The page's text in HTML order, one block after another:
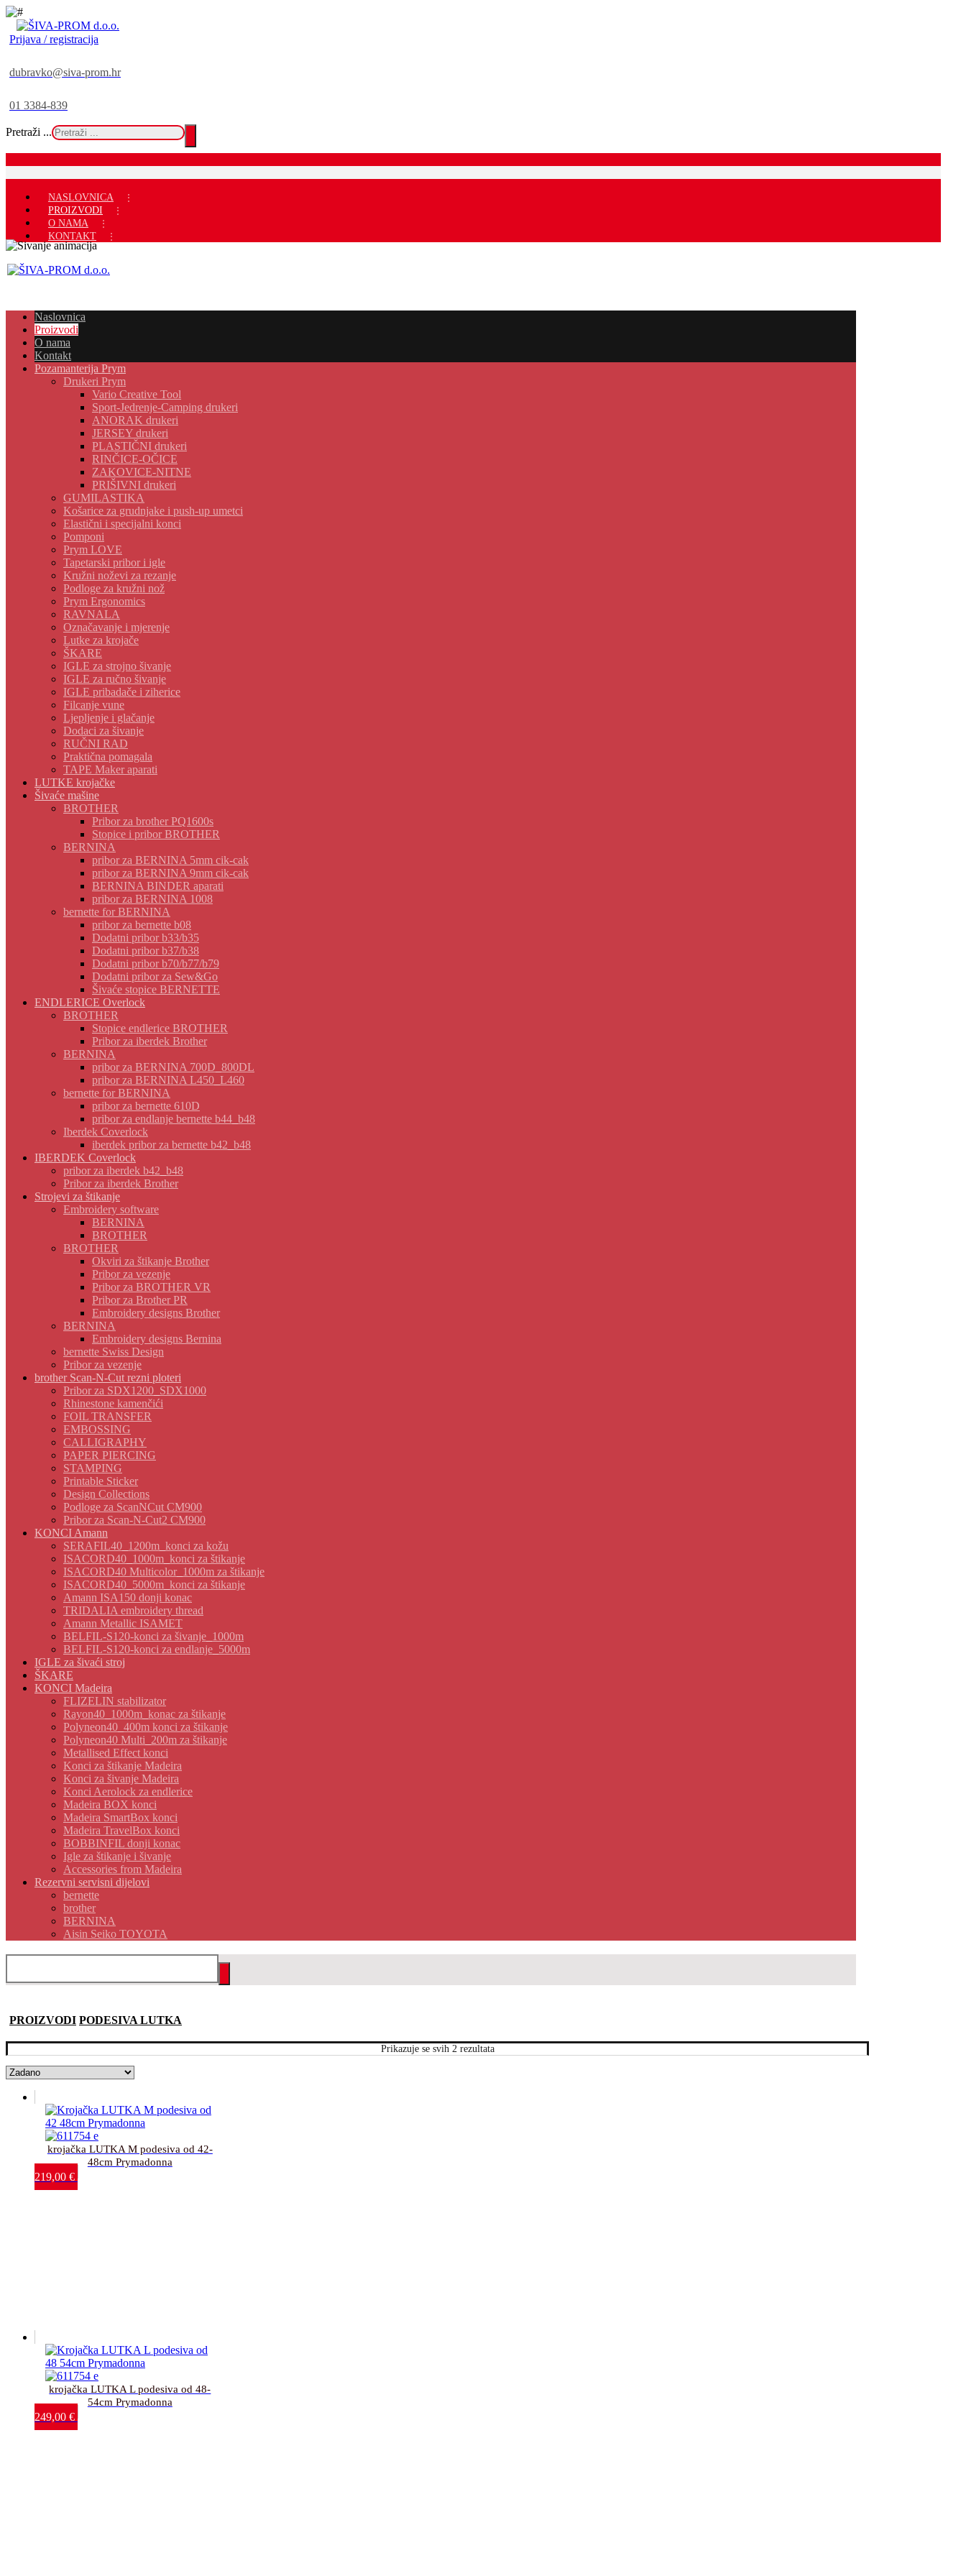
Prijava / registracija
dubravko@siva-prom.hr
01 3384-839
Pretraži ...
NASLOVNICA
PROIZVODI
O NAMA
KONTAKT
Naslovnica
Proizvodi
O nama
Kontakt
Pozamanterija Prym
Drukeri Prym
Vario Creative Tool
Sport-Jedrenje-Camping drukeri
ANORAK drukeri
JERSEY drukeri
PLASTIČNI drukeri
RINČICE-OČICE
ZAKOVICE-NITNE
PRIŠIVNI drukeri
GUMILASTIKA
Košarice za grudnjake i push-up umetci
Elastični i specijalni konci
Pomponi
Prym LOVE
Tapetarski pribor i igle
Kružni noževi za rezanje
Podloge za kružni nož
Prym Ergonomics
RAVNALA
Označavanje i mjerenje
Lutke za krojače
ŠKARE
IGLE za strojno šivanje
IGLE za ručno šivanje
IGLE pribadače i ziherice
Filcanje vune
Ljepljenje i glačanje
Dodaci za šivanje
RUČNI RAD
Praktična pomagala
TAPE Maker aparati
LUTKE krojačke
Šivaće mašine
BROTHER
Pribor za brother PQ1600s
Stopice i pribor BROTHER
BERNINA
pribor za BERNINA 5mm cik-cak
pribor za BERNINA 9mm cik-cak
BERNINA BINDER aparati
pribor za BERNINA 1008
bernette for BERNINA
pribor za bernette b08
Dodatni pribor b33/b35
Dodatni pribor b37/b38
Dodatni pribor b70/b77/b79
Dodatni pribor za Sew&Go
Šivaće stopice BERNETTE
ENDLERICE Overlock
BROTHER
Stopice endlerice BROTHER
Pribor za iberdek Brother
BERNINA
pribor za BERNINA 700D_800DL
pribor za BERNINA L450_L460
bernette for BERNINA
pribor za bernette 610D
pribor za endlanje bernette b44_b48
Iberdek Coverlock
iberdek pribor za bernette b42_b48
IBERDEK Coverlock
pribor za iberdek b42_b48
Pribor za iberdek Brother
Strojevi za štikanje
Embroidery software
BERNINA
BROTHER
BROTHER
Okviri za štikanje Brother
Pribor za vezenje
Pribor za BROTHER VR
Pribor za Brother PR
Embroidery designs Brother
BERNINA
Embroidery designs Bernina
bernette Swiss Design
Pribor za vezenje
brother Scan-N-Cut rezni ploteri
Pribor za SDX1200_SDX1000
Rhinestone kamenčići
FOIL TRANSFER
EMBOSSING
CALLIGRAPHY
PAPER PIERCING
STAMPING
Printable Sticker
Design Collections
Podloge za ScanNCut CM900
Pribor za Scan-N-Cut2 CM900
KONCI Amann
SERAFIL40_1200m_konci za kožu
ISACORD40_1000m_konci za štikanje
ISACORD40 Multicolor_1000m za štikanje
ISACORD40_5000m_konci za štikanje
Amann ISA150 donji konac
TRIDALIA embroidery thread
Amann Metallic ISAMET
BELFIL-S120-konci za šivanje_1000m
BELFIL-S120-konci za endlanje_5000m
IGLE za šivaći stroj
ŠKARE
KONCI Madeira
FLIZELIN stabilizator
Rayon40_1000m_konac za štikanje
Polyneon40_400m konci za štikanje
Polyneon40 Multi_200m za štikanje
Metallised Effect konci
Konci za štikanje Madeira
Konci za šivanje Madeira
Konci Aerolock za endlerice
Madeira BOX konci
Madeira SmartBox konci
Madeira TravelBox konci
BOBBINFIL donji konac
Igle za štikanje i šivanje
Accessories from Madeira
Rezervni servisni dijelovi
bernette
brother
BERNINA
Aisin Seiko TOYOTA
PROIZVODI PODESIVA LUTKA
Prikazuje se svih 2 rezultata
krojačka LUTKA M podesiva od 42-
48cm Prymadonna
219,00 €
krojačka LUTKA L podesiva od 48-
54cm Prymadonna
249,00 €